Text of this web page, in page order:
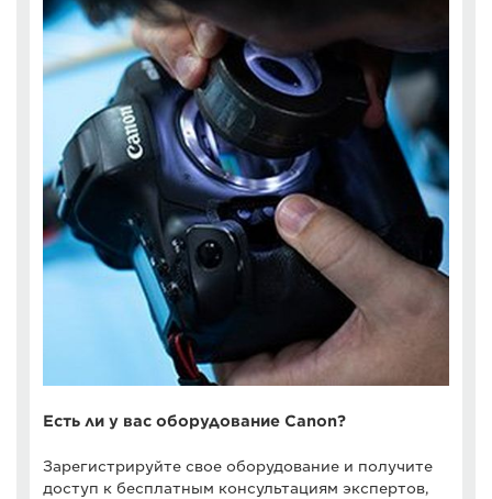
Есть ли у вас оборудование Canon?
Зарегистрируйте свое оборудование и получите
доступ к бесплатным консультациям экспертов,